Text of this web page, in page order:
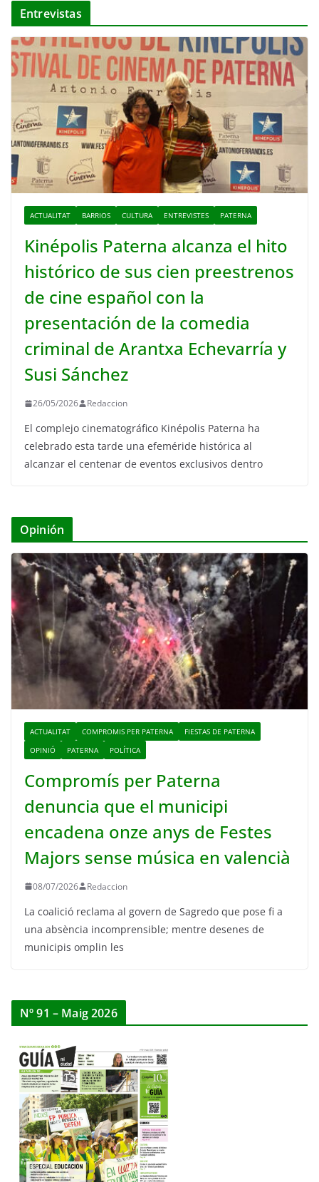
Entrevistas
ACTUALITAT BARRIOS CULTURA ENTREVISTES PATERNA
Kinépolis Paterna alcanza el hito
histórico de sus cien preestrenos
de cine español con la
presentación de la comedia
criminal de Arantxa Echevarría y
Susi Sánchez
26/05/2026 Redaccion
El complejo cinematográfico Kinépolis Paterna ha
celebrado esta tarde una efeméride histórica al
alcanzar el centenar de eventos exclusivos dentro
Opinión
ACTUALITAT COMPROMIS PER PATERNA
FIESTAS DE PATERNA
OPINIÓ
PATERNA POLÍTICA
Compromís per Paterna
denuncia que el municipi
encadena onze anys de Festes
Majors sense música en valencià
08/07/2026 Redaccion
La coalició reclama al govern de Sagredo que pose fi a
una absència incomprensible; mentre desenes de
municipis omplin les
Nº 91 – Maig 2026